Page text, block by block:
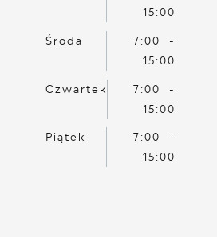
15:00
Środa
7:00 -
15:00
Czwartek
7:00 -
15:00
Piątek
7:00 -
15:00